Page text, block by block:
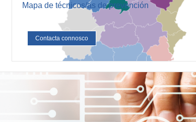
Mapa de técnicos/as de prevención
Contacta connosco